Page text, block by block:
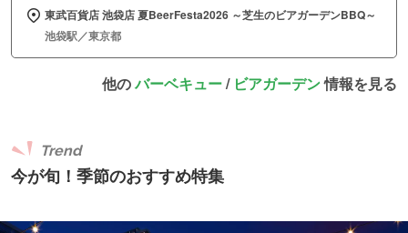
東武百貨店 池袋店 夏BeerFesta2026 ～芝生のビアガーデンBBQ～
池袋駅／東京都
他のバーベキュー/ ビアガーデン情報を見る
今が旬！季節のおすすめ特集
Trend